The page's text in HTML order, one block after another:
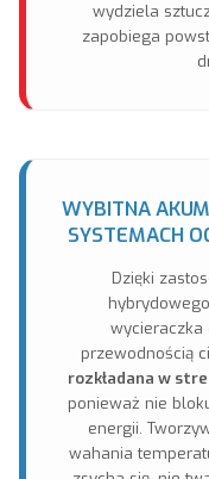
wydziela
zapobiega
WYBITNA
SYSTEMACH
Dzięki
wycieraczka
przewodnością
rozkładana w
ponieważ nie
energii.
wahania